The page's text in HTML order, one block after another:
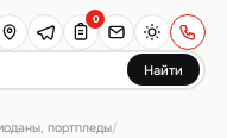
Найти
0
портпледы/